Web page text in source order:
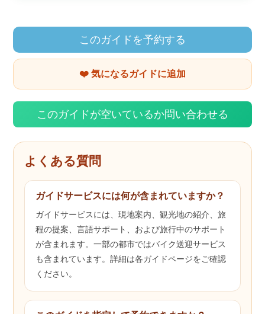
このガイドを予約する
❤️ 気になるガイドに追加
このガイドが空いているか問い合わせる
よくある質問
ガイドサービスには何が含まれていますか？
ガイドサービスには、現地案内、観光地の紹介、旅
程の提案、言語サポート、および旅行中のサポート
が含まれます。一部の都市ではバイク送迎サービス
も含まれています。詳細は各ガイドページをご確認
ください。